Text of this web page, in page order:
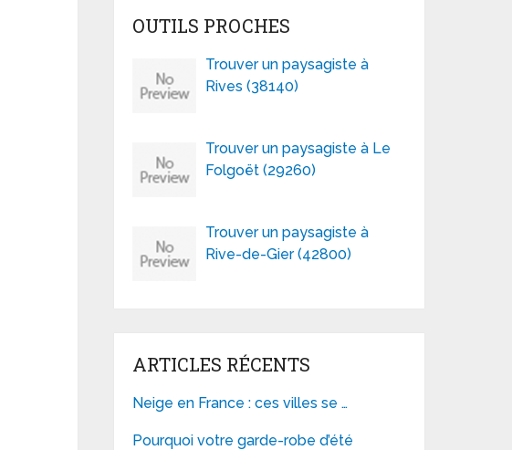
OUTILS PROCHES
Trouver un paysagiste à
Rives (38140)
Trouver un paysagiste à Le
Folgoët (29260)
Trouver un paysagiste à
Rive-de-Gier (42800)
ARTICLES RÉCENTS
Neige en France : ces villes se …
Pourquoi votre garde-robe d’été